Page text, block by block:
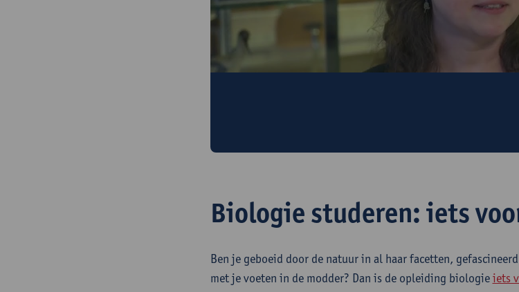
Biologie studeren: iets
Ben je geboeid door de natuur in al haar facetten,
met je voeten in de modder? Dan is de opleiding biologieiets